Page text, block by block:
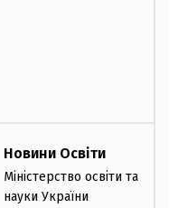
Новини Освіти
Міністерство освіти та
науки України